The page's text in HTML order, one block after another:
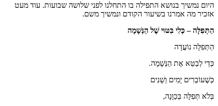
היום נמשיך בנושא התפילה בו התחלנו לפני שלושה שבועות. עוד מעט
אזכיר מה אמרנו בשיעור הקודם ונמשיך משם.
הַתְּפִלָּה – כְּלִי בִּטּוּי שֶׁל הַנְּשָׁמָה
הַתְּפִלָּה נוֹעֲדָה
כְּדֵי לְבַטֵּא אֶת הַנְּשָׁמָה.
כְּשֶׁעוֹבְרִים יָמִים וְשָׁנִים
בְּלֹא תְּפִלָּה בְּכַוָּנָה,